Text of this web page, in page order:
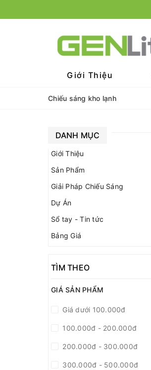
Giới Thiệu
Chiếu sáng kho lạnh
DANH MỤC
Giới Thiệu
Sản Phẩm
Giải Pháp Chiếu Sáng
Dự Án
Sổ tay - Tin tức
Bảng Giá
TÌM THEO
GIÁ SẢN PHẨM
Giá dưới 100.000đ
100.000đ - 200.000đ
200.000đ - 300.000đ
300.000đ - 500.000đ